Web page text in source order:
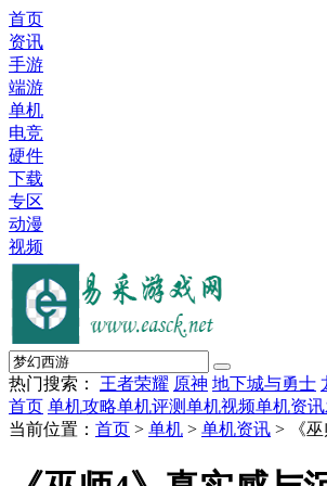
首页
资讯
手游
端游
单机
电竞
硬件
下载
专区
动漫
视频
热门搜索： 王者荣耀 原神 地下城与勇士
首页 单机攻略单机评测单机视频单机资讯
当前位置： 首页 > 单机 > 单机资讯 > 《